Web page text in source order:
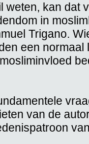
weten, kan dat
in
Trigano.
een
van de